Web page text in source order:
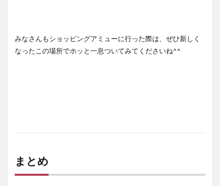
みなさんもショッピングアミューに行った際は、ぜひ新しく
なったこの場所でホッと一息ついてみてくださいね^^
まとめ